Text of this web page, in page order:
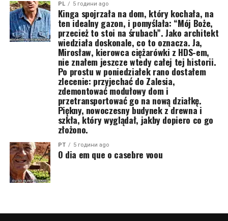
PL 5 години ago
Kinga spojrzała na dom, który kochała, na
ten idealny gazon, i pomyślała: “Mój Boże,
przecież to stoi na śrubach”. Jako architekt
wiedziała doskonale, co to oznacza. Ja,
Mirosław, kierowca ciężarówki z HDS-em,
nie znałem jeszcze wtedy całej tej historii.
Po prostu w poniedziałek rano dostałem
zlecenie: przyjechać do Zalesia,
zdemontować modułowy dom i
przetransportować go na nową działkę.
Piękny, nowoczesny budynek z drewna i
szkła, który wyglądał, jakby dopiero co go
złożono.
PT 5 години ago
O dia em que o casebre voou